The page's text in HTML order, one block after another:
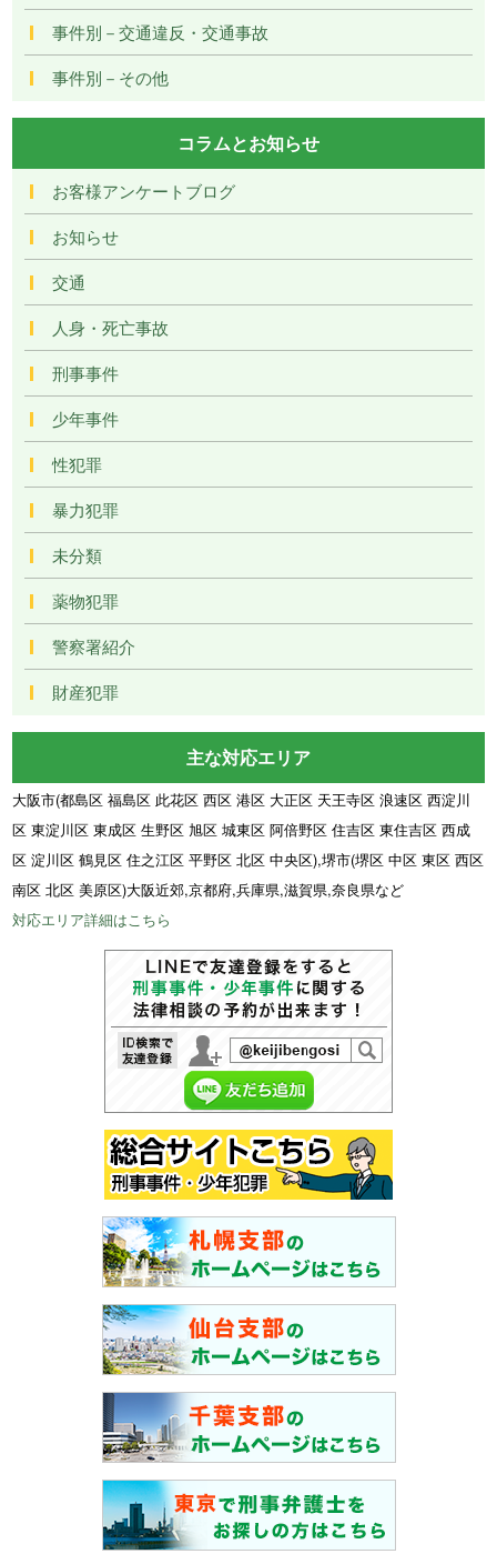
事件別－交通違反・交通事故
事件別－その他
コラムとお知らせ
お客様アンケートブログ
お知らせ
交通
人身・死亡事故
刑事事件
少年事件
性犯罪
暴力犯罪
未分類
薬物犯罪
警察署紹介
財産犯罪
主な対応エリア
大阪市(都島区 福島区 此花区 西区 港区 大正区 天王寺区 浪速区 西淀川
区 東淀川区 東成区 生野区 旭区 城東区 阿倍野区 住吉区 東住吉区 西成
区 淀川区 鶴見区 住之江区 平野区 北区 中央区),堺市(堺区 中区 東区 西区
南区 北区 美原区)大阪近郊,京都府,兵庫県,滋賀県,奈良県など
対応エリア詳細はこちら